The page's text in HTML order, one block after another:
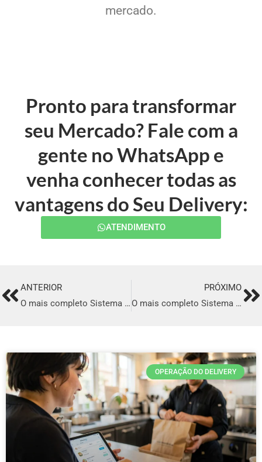
mercado.
Pronto para transformar
seu Mercado? Fale com a
gente no WhatsApp e
venha conhecer todas as
vantagens do Seu Delivery:
ATENDIMENTO
PrevANTERIOR
O mais completo Sistema para Delivery em Pato Branco
PRÓXIMO
O mais completo Sistema para Delivery em Valença
OPERAÇÃO DO DELIVERY